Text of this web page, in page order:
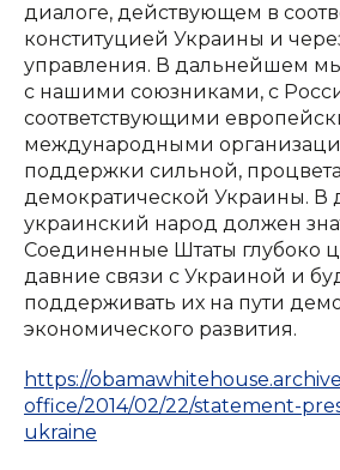
диалоге, действующем в
конституцией Украины и
управления. В дальнейшем
с нашими союзниками, с
соответствующими
международными
поддержки сильной,
демократической Украины. В
украинский народ должен
Соединенные Штаты глубоко
давние связи с Украиной и
поддерживать их на пути
экономического развития.
https://
office/2014/02/22/statement-
ukraine